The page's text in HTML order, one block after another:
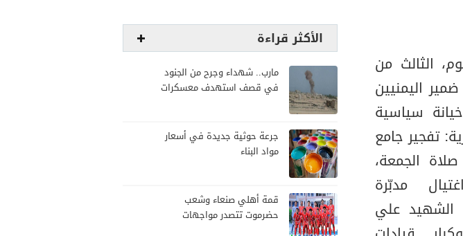
الثالث من
اهتز ضمير اليمنيين
سياسية
تفجير جامع
صلاة الجمعة،
مدبّرة
الشهيد علي
الأكثر قراءة
مارب.. شهداء وجرح من الجنود
في قصف استهدف معسكرات
جرعة حوثية جديدة في أسعار
مواد البناء
قمة أهلي صنعاء وشعب
حضرموت تتصدر مواجهات